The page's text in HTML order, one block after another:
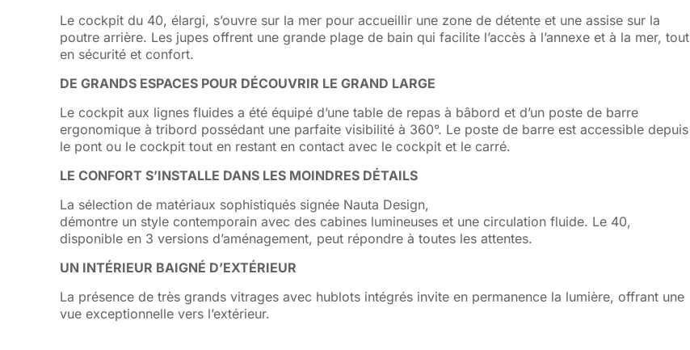
Le cockpit du 40, élargi, s’ouvre sur la mer pour accueillir une zone de détente et une assise sur la
poutre arrière. Les jupes offrent une grande plage de bain qui facilite l’accès à l’annexe et à la mer, tout
en sécurité et confort.
DE GRANDS ESPACES POUR DÉCOUVRIR LE GRAND LARGE
Le cockpit aux lignes fluides a été équipé d’une table de repas à bâbord et d’un poste de barre
ergonomique à tribord possédant une parfaite visibilité à 360°. Le poste de barre est accessible depuis
le pont ou le cockpit tout en restant en contact avec le cockpit et le carré.
LE CONFORT S’INSTALLE DANS LES MOINDRES DÉTAILS
La sélection de matériaux sophistiqués signée Nauta Design,
démontre un style contemporain avec des cabines lumineuses et une circulation fluide. Le 40,
disponible en 3 versions d’aménagement, peut répondre à toutes les attentes.
UN INTÉRIEUR BAIGNÉ D’EXTÉRIEUR
La présence de très grands vitrages avec hublots intégrés invite en permanence la lumière, offrant une
vue exceptionnelle vers l’extérieur.